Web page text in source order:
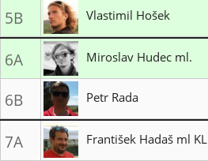
5B Vlastimil Hošek
LK Litvínov
6A Miroslav Hudec ml.
6B Petr Rada
LO TJ SPARTAK Chrást
7A František Hadaš ml KL